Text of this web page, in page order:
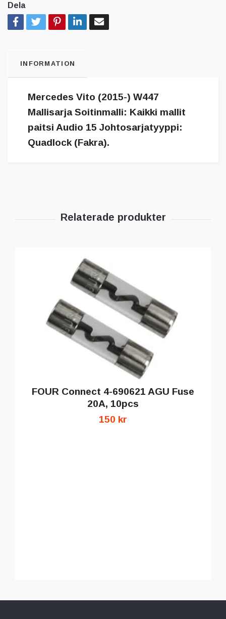
Dela
INFORMATION
Mercedes Vito (2015-) W447
Mallisarja Soitinmalli: Kaikki mallit
paitsi Audio 15 Johtosarjatyyppi:
Quadlock (Fakra).
FOUR Connect 4-690621 AGU Fuse
20A, 10pcs
150 kr